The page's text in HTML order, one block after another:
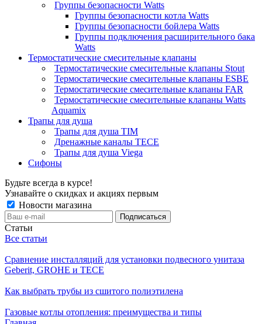
Группы безопасности Watts
Группы безопасности котла Watts
Группы безопасности бойлера Watts
Группы подключения расширительного бака
Watts
Термостатические смесительные клапаны
Термостатические смесительные клапаны Stout
Термостатические смесительные клапаны ESBE
Термостатические смесительные клапаны FAR
Термостатические смесительные клапаны Watts
Aquamix
Трапы для душа
Трапы для душа TIM
Дренажные каналы TECE
Трапы для душа Viega
Сифоны
Будьте всегда в курсе!
Узнавайте о скидках и акциях первым
Новости магазина
Статьи
Все статьи
Сравнение инсталляций для установки подвесного унитаза
Geberit, GROHE и TECE
Как выбрать трубы из сшитого полиэтилена
Газовые котлы отопления: преимущества и типы